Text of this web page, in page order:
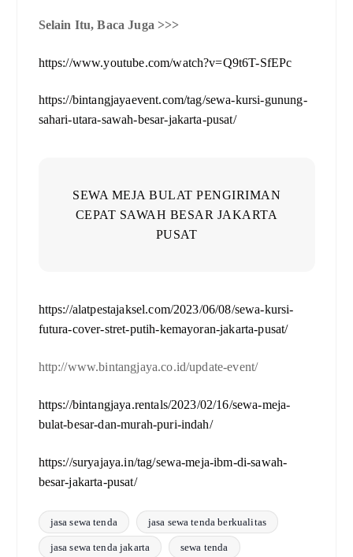
Selain Itu, Baca Juga >>>
https://www.youtube.com/watch?v=Q9t6T-SfEPc
https://bintangjayaevent.com/tag/sewa-kursi-gunung-
sahari-utara-sawah-besar-jakarta-pusat/
SEWA MEJA BULAT PENGIRIMAN
CEPAT SAWAH BESAR JAKARTA
PUSAT
https://alatpestajaksel.com/2023/06/08/sewa-kursi-
futura-cover-stret-putih-kemayoran-jakarta-pusat/
http://www.bintangjaya.co.id/update-event/
https://bintangjaya.rentals/2023/02/16/sewa-meja-
bulat-besar-dan-murah-puri-indah/
https://suryajaya.in/tag/sewa-meja-ibm-di-sawah-
besar-jakarta-pusat/
jasa sewa tenda jasa sewa tenda berkualitas
jasa sewa tenda jakarta sewa tenda